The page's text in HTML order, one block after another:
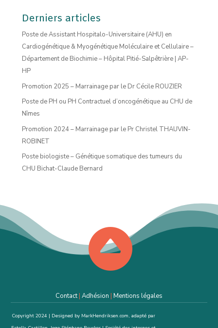
Derniers articles
Poste de Assistant Hospitalo-Universitaire (AHU) en
Cardiogénétique & Myogénétique Moléculaire et Cellulaire –
Département de Biochimie – Hôpital Pitié-Salpêtrière | AP-
HP
Promotion 2025 – Marrainage par le Dr Cécile ROUZIER
Poste de PH ou PH Contractuel d’oncogénétique au CHU de
Nîmes
Promotion 2024 – Marrainage par le Pr Christel THAUVIN-
ROBINET
Poste biologiste – Génétique somatique des tumeurs du
CHU Bichat-Claude Bernard

Contact| Adhésion | Mentions légales
Copyright 2024 | Designed by MarkHendriksen.com, adapté par